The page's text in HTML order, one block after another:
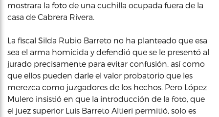
mostrara la foto de una cuchilla ocupada fuera de la
casa de Cabrera Rivera.
La fiscal Silda Rubio Barreto no ha planteado que esa
sea el arma homicida y defendió que se le presentó al
jurado precisamente para evitar confusión, así como
que ellos pueden darle el valor probatorio que les
merezca como juzgadores de los hechos. Pero López
Mulero insistió en que la introducción de la foto, que
el juez superior Luis Barreto Altieri permitió, solo es